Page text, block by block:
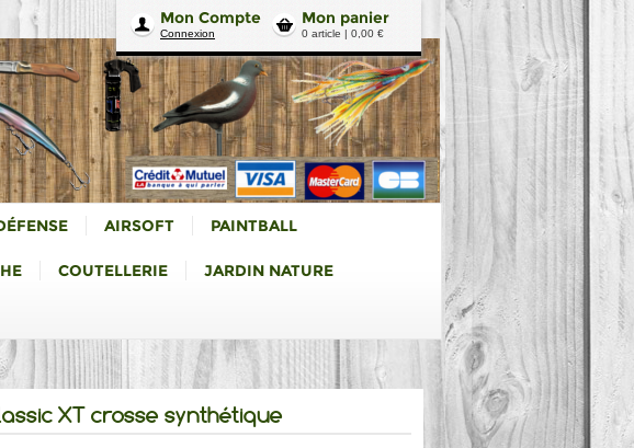
Mon panier
0 article | 0,00 €
Mon Compte
Connexion
AIRSOFT PAINTBALL
COUTELLERIE JARDIN NATURE
XT crosse synthétique